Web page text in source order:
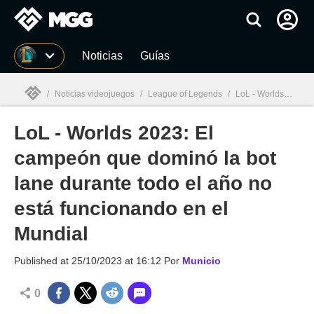
MGG Noticias Guías
MGG
/ Noticias videojuegos / League of Legends / LoL - Worlds 2023: El campeón que dominó la bot lane durante todo el año no está funcionando en el Mundial
LoL - Worlds 2023: El
campeón que dominó la bot
lane durante todo el año no
está funcionando en el
Mundial
Published at 25/10/2023 at 16:12 Por Municio
0